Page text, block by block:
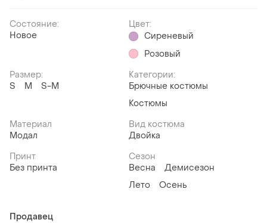
Состояние:
Новое
Цвет:
Сиреневый
Розовый
Размер:
S
M S-M
Категории:
Брючные костюмы
Костюмы
Материал
Модал
Вид костюма
Двойка
Принт
Без принта
Сезон
Весна
Демисезон
Лето
Осень
Продавец